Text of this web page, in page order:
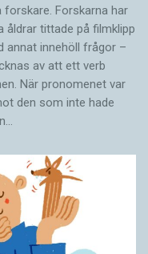
Forskarna har
åldrar tittade på filmklipp
annat innehöll frågor –
av att ett verb
När pronomenet var
den som inte hade